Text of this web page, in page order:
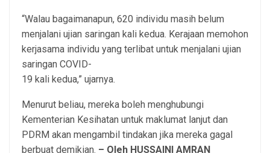
“Walau bagaimanapun, 620 individu masih belum
menjalani ujian saringan kali kedua. Kerajaan memohon
kerjasama individu yang terlibat untuk menjalani ujian
saringan COVID-
19 kali kedua,” ujarnya.
Menurut beliau, mereka boleh menghubungi
Kementerian Kesihatan untuk maklumat lanjut dan
PDRM akan mengambil tindakan jika mereka gagal
berbuat demikian. – Oleh HUSSAINI AMRAN